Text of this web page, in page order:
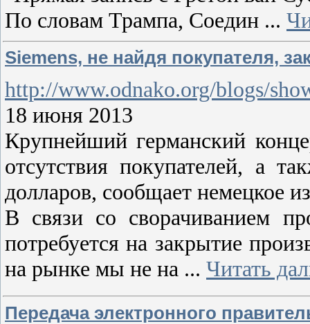
По словам Трампа, Соедин ...
Siemens, не найдя покупателя,
http://www.odnako.org/blogs/
18 июня 2013
Крупнейший германский
отсутствия покупателей, а
долларов, сообщает немецкое
В связи со сворачиванием
потребуется на закрытие
на рынке мы не на ... Читать
Передача электронного